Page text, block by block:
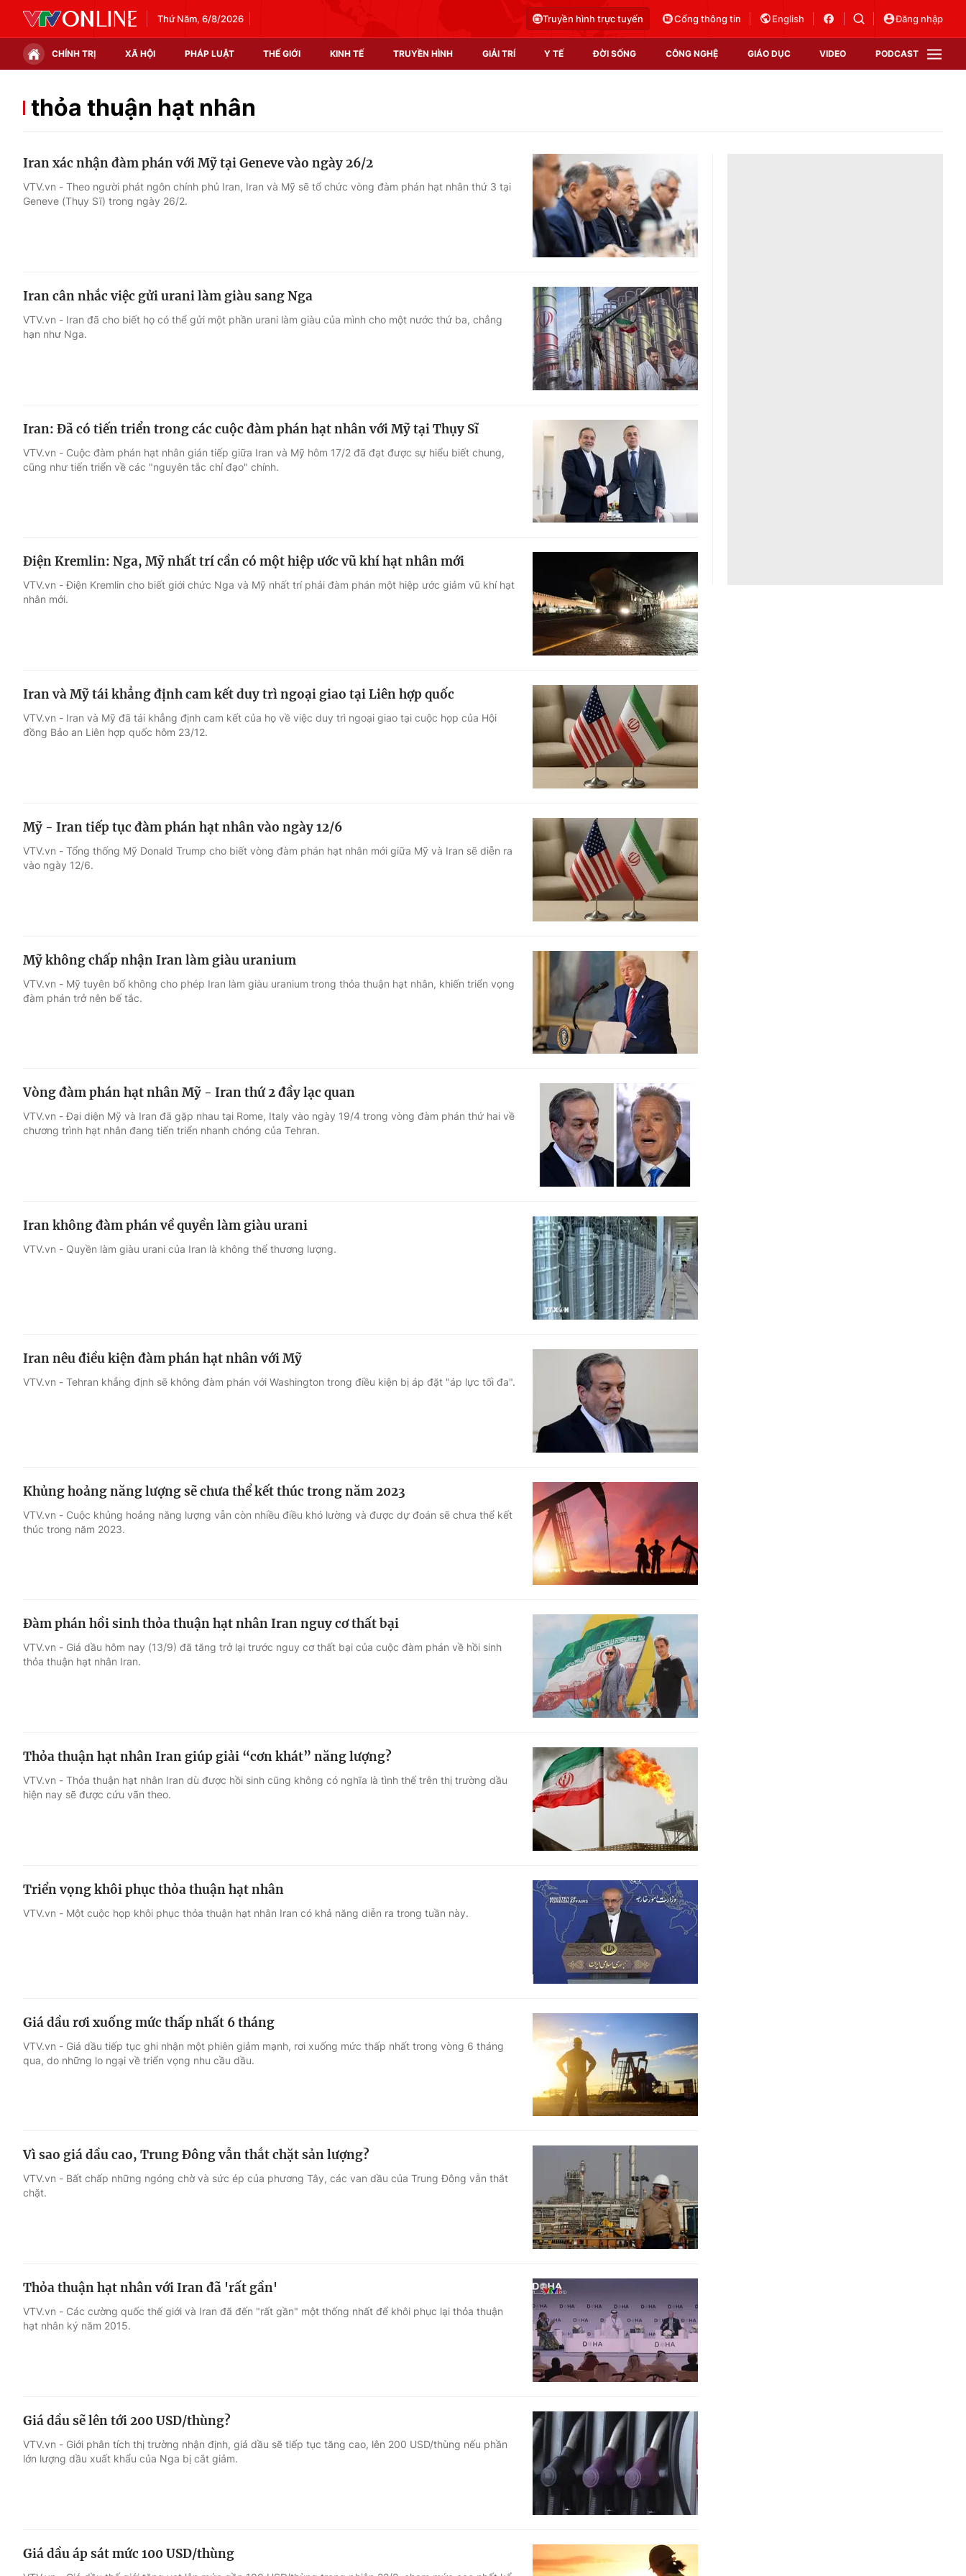
Thứ Năm, 6/8/2026 Truyền hình trực tuyến Cổng thông tin English Đăng nhập
CHÍNH TRỊ XÃ HỘI PHÁP LUẬT THẾ GIỚI KINH TẾ TRUYỀN HÌNH GIẢI TRÍ Y TẾ ĐỜI SỐNG CÔNG NGHỆ GIÁO DỤC VIDEO PODCAST
Chính trị Xã hội
Thế giới đó đây
Video
Shorts video
Podcast
EMagazine
Photo
Infographic
Góc ảnh
Điện ảnh
Âm nhạc
Sao
Du lịch
Làm đẹp
Chất lượng cuộc sống
Tuyển sinh
Học trực tuyến
Công nghệ
Hitech Công nghệ tương lai
Sản phẩm
Thị trường
Tư vấn
VTV Sức khoẻ
thỏa thuận hạt nhân
Iran xác nhận đàm phán với Mỹ tại Geneve vào ngày 26/2
VTV.vn - Theo người phát ngôn chính phủ Iran, Iran và Mỹ sẽ tổ chức vòng đàm phán hạt nhân thứ 3 tại
Geneve (Thụy Sĩ) trong ngày 26/2.
Iran cân nhắc việc gửi urani làm giàu sang Nga
VTV.vn - Iran đã cho biết họ có thể gửi một phần urani làm giàu của mình cho một nước thứ ba, chẳng
hạn như Nga.
Iran: Đã có tiến triển trong các cuộc đàm phán hạt nhân với Mỹ tại Thụy Sĩ
VTV.vn - Cuộc đàm phán hạt nhân gián tiếp giữa Iran và Mỹ hôm 17/2 đã đạt được sự hiểu biết chung,
cũng như tiến triển về các "nguyên tắc chỉ đạo" chính.
Điện Kremlin: Nga, Mỹ nhất trí cần có một hiệp ước vũ khí hạt nhân mới
VTV.vn - Điện Kremlin cho biết giới chức Nga và Mỹ nhất trí phải đàm phán một hiệp ước giảm vũ khí hạt
nhân mới.
Iran và Mỹ tái khẳng định cam kết duy trì ngoại giao tại Liên hợp quốc
VTV.vn - Iran và Mỹ đã tái khẳng định cam kết của họ về việc duy trì ngoại giao tại cuộc họp của Hội
đồng Bảo an Liên hợp quốc hôm 23/12.
Mỹ - Iran tiếp tục đàm phán hạt nhân vào ngày 12/6
VTV.vn - Tổng thống Mỹ Donald Trump cho biết vòng đàm phán hạt nhân mới giữa Mỹ và Iran sẽ diễn ra
vào ngày 12/6.
Mỹ không chấp nhận Iran làm giàu uranium
VTV.vn - Mỹ tuyên bố không cho phép Iran làm giàu uranium trong thỏa thuận hạt nhân, khiến triển vọng
đàm phán trở nên bế tắc.
Vòng đàm phán hạt nhân Mỹ - Iran thứ 2 đầy lạc quan
VTV.vn - Đại diện Mỹ và Iran đã gặp nhau tại Rome, Italy vào ngày 19/4 trong vòng đàm phán thứ hai về
chương trình hạt nhân đang tiến triển nhanh chóng của Tehran.
Iran không đàm phán về quyền làm giàu urani
VTV.vn - Quyền làm giàu urani của Iran là không thể thương lượng.
Iran nêu điều kiện đàm phán hạt nhân với Mỹ
VTV.vn - Tehran khẳng định sẽ không đàm phán với Washington trong điều kiện bị áp đặt "áp lực tối đa".
Khủng hoảng năng lượng sẽ chưa thể kết thúc trong năm 2023
VTV.vn - Cuộc khủng hoảng năng lượng vẫn còn nhiều điều khó lường và được dự đoán sẽ chưa thể kết
thúc trong năm 2023.
Đàm phán hồi sinh thỏa thuận hạt nhân Iran nguy cơ thất bại
VTV.vn - Giá dầu hôm nay (13/9) đã tăng trở lại trước nguy cơ thất bại của cuộc đàm phán về hồi sinh
thỏa thuận hạt nhân Iran.
Thỏa thuận hạt nhân Iran giúp giải “cơn khát” năng lượng?
VTV.vn - Thỏa thuận hạt nhân Iran dù được hồi sinh cũng không có nghĩa là tình thế trên thị trường dầu
hiện nay sẽ được cứu vãn theo.
Triển vọng khôi phục thỏa thuận hạt nhân
VTV.vn - Một cuộc họp khôi phục thỏa thuận hạt nhân Iran có khả năng diễn ra trong tuần này.
Giá dầu rơi xuống mức thấp nhất 6 tháng
VTV.vn - Giá dầu tiếp tục ghi nhận một phiên giảm mạnh, rơi xuống mức thấp nhất trong vòng 6 tháng
qua, do những lo ngại về triển vọng nhu cầu dầu.
Vì sao giá dầu cao, Trung Đông vẫn thắt chặt sản lượng?
VTV.vn - Bất chấp những ngóng chờ và sức ép của phương Tây, các van dầu của Trung Đông vẫn thắt
chặt.
Thỏa thuận hạt nhân với Iran đã 'rất gần'
VTV.vn - Các cường quốc thế giới và Iran đã đến "rất gần" một thống nhất để khôi phục lại thỏa thuận
hạt nhân ký năm 2015.
Giá dầu sẽ lên tới 200 USD/thùng?
VTV.vn - Giới phân tích thị trường nhận định, giá dầu sẽ tiếp tục tăng cao, lên 200 USD/thùng nếu phần
lớn lượng dầu xuất khẩu của Nga bị cắt giảm.
Giá dầu áp sát mức 100 USD/thùng